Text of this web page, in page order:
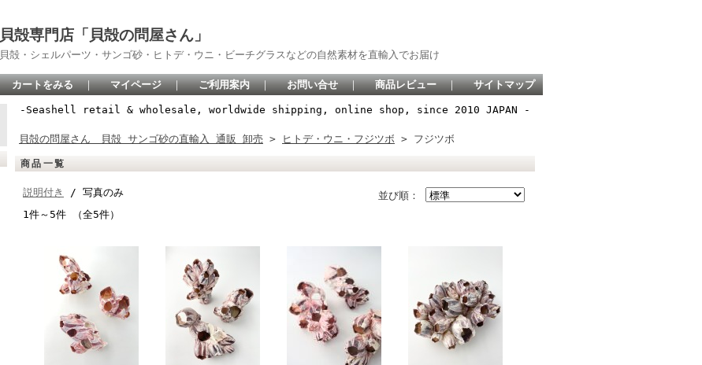
貝殻専門店「貝殻の問屋さん」
貝殻・シェルパーツ・サンゴ砂・ヒトデ・ウニ・ビーチグラスなどの自然素材を直輸入でお届け
カートをみる ｜ マイページ ｜ ご利用案内 ｜ お問い合せ ｜ 商品レビュー ｜ サイトマップ
-Seashell retail & wholesale, worldwide shipping, online shop, since 2010 JAPAN -
貝殻の問屋さん 貝殻 サンゴ砂の直輸入 通販 卸売 > ヒトデ・ウニ・フジツボ > フジツボ
商品一覧
並び順：
説明付き
/ 写真のみ
1件～5件 （全5件）